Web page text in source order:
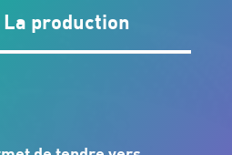
production